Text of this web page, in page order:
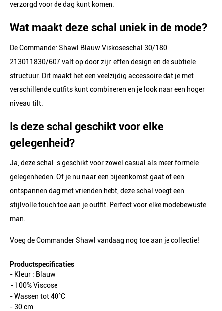
verzorgd voor de dag kunt komen.
Wat maakt deze schal uniek in de mode?
De Commander Shawl Blauw Viskoseschal 30/180
213011830/607 valt op door zijn effen design en de subtiele
structuur. Dit maakt het een veelzijdig accessoire dat je met
verschillende outfits kunt combineren en je look naar een hoger
niveau tilt.
Is deze schal geschikt voor elke
gelegenheid?
Ja, deze schal is geschikt voor zowel casual als meer formele
gelegenheden. Of je nu naar een bijeenkomst gaat of een
ontspannen dag met vrienden hebt, deze schal voegt een
stijlvolle touch toe aan je outfit. Perfect voor elke modebewuste
man.
Voeg de Commander Shawl vandaag nog toe aan je collectie!
Productspecificaties
- Kleur : Blauw
- 100% Viscose
- Wassen tot 40°C
- 30 cm